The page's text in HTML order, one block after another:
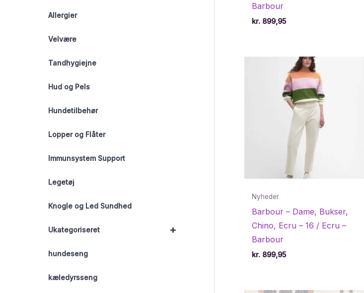
Allergier
Velvære
Tandhygiejne
Hud og Pels
Hundetilbehør
Lopper og Flåter
Immunsystem Support
Legetøj
Knogle og Led Sundhed
+
Ukategoriseret
hundeseng
kæledyrsseng
Barbour
kr. 899,95
Nyheder
Barbour – Dame, Bukser,
Chino, Ecru – 16 / Ecru –
Barbour
kr. 899,95